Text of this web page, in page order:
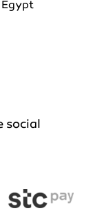
social